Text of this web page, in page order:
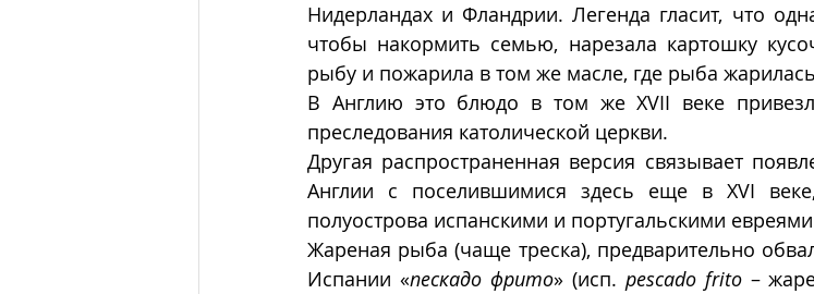
Нидерландах и Фландрии. Легенда гласит, что
чтобы накормить семью, нарезала картошку
рыбу и пожарила в том же масле, где рыба
В Англию это блюдо в том же XVII веке
преследования католической церкви.
Другая распространенная версия связывает
Англии с поселившимися здесь еще в XVI
полуострова испанскими и португальскими
Жареная рыба (чаще треска), предварительно
Испании «пескадо фрито» (исп. pescado frito –